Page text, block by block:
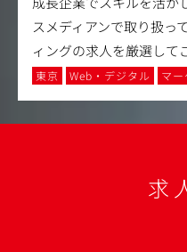
スメディアンで取り扱っ
ィングの求人を厳選して
東京 Web・デジタル マー
求